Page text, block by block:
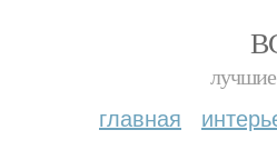
лучшие
главная